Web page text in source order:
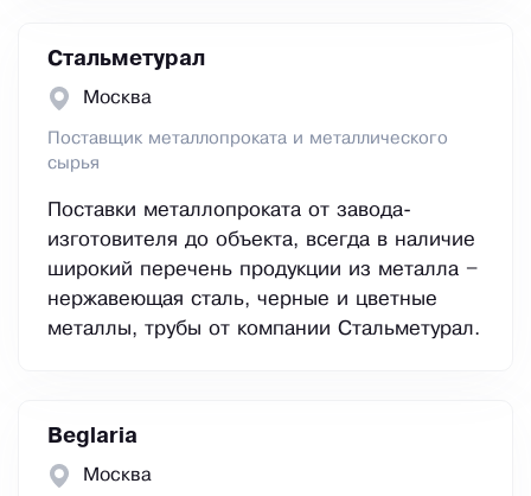
Стальметурал
Москва
Поставщик металлопроката и металлического
сырья
Поставки металлопроката от завода-
изготовителя до объекта, всегда в наличие
широкий перечень продукции из металла –
нержавеющая сталь, черные и цветные
металлы, трубы от компании Стальметурал.
Beglaria
Москва